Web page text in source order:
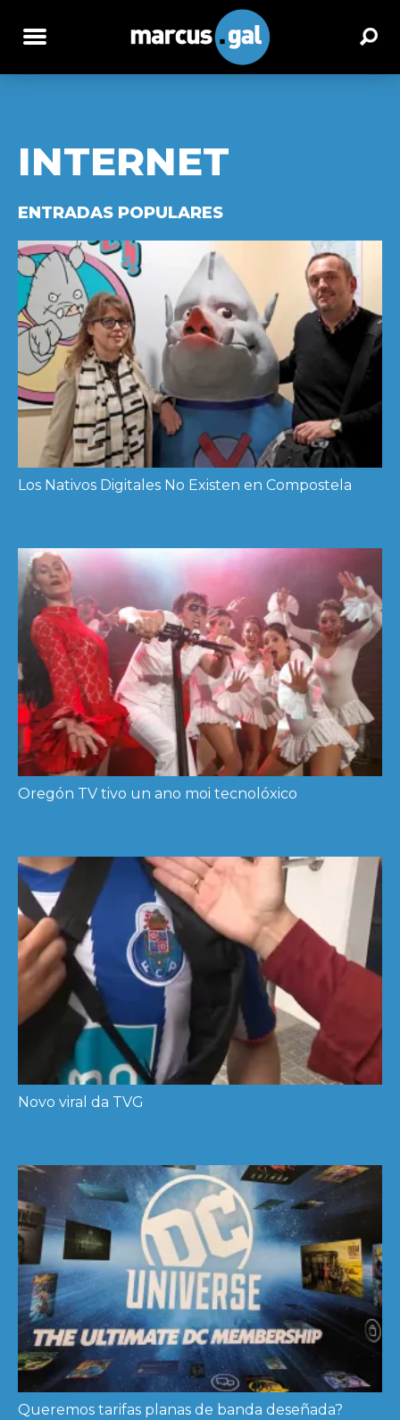
INTERNET
ENTRADAS POPULARES
Los Nativos Digitales No Existen en Compostela
Oregón TV tivo un ano moi tecnolóxico
Novo viral da TVG
Queremos tarifas planas de banda deseñada?